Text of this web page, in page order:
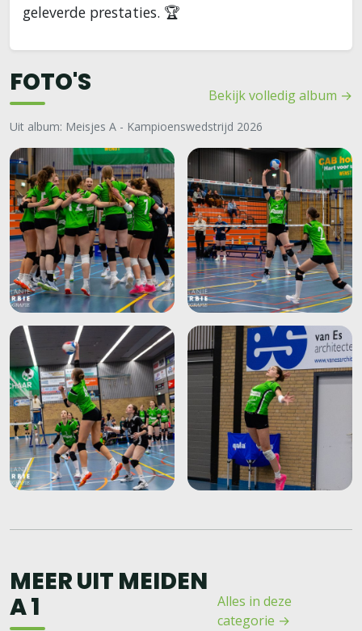
geleverde prestaties. 🏆
FOTO'S Bekijk volledig album →
Uit album: Meisjes A - Kampioenswedstrijd 2026
MEER UIT MEIDEN
A 1
Alles in deze
categorie →